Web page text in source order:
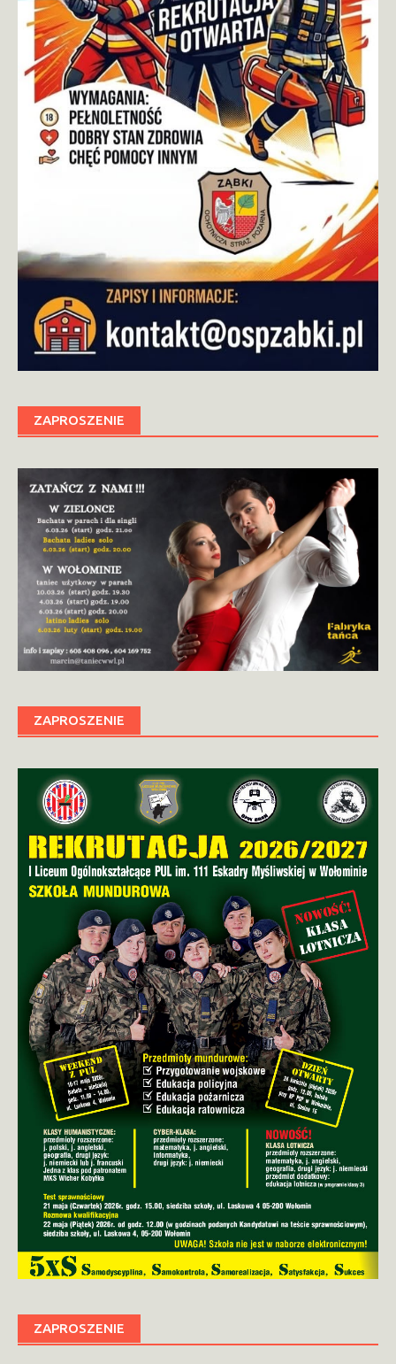
ZAPROSZENIE
ZAPROSZENIE
ZAPROSZENIE